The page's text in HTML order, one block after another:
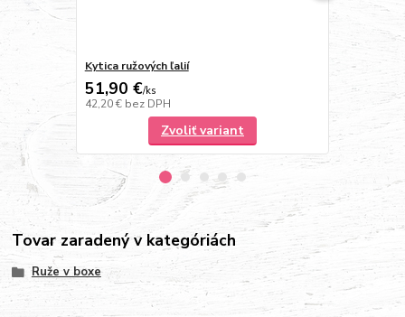
Kytica ružových ľalií
51,90 €/ks
42,20 € bez DPH
Zvoliť variant
Červené
21,10 €
bez
Tovar zaradený v kategóriách
Ruže v boxe